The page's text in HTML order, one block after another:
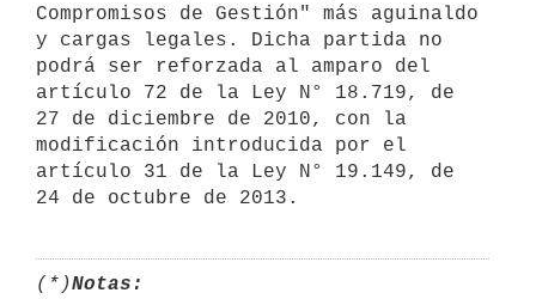
Compromisos de Gestión" más aguinaldo
y cargas legales. Dicha partida no
podrá ser reforzada al amparo del
artículo 72 de la Ley N° 18.719, de
27 de diciembre de 2010, con la
modificación introducida por el
artículo 31 de la Ley N° 19.149, de
24 de octubre de 2013.
(*)Notas: